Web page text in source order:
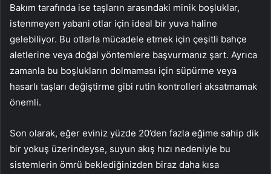
Bakım tarafında ise taşların arasındaki minik boşluklar,
istenmeyen yabani otlar için ideal bir yuva haline
gelebiliyor. Bu otlarla mücadele etmek için çeşitli bahçe
aletlerine veya doğal yöntemlere başvurmanız şart. Ayrıca
zamanla bu boşlukların dolmaması için süpürme veya
hasarlı taşları değiştirme gibi rutin kontrolleri aksatmamak
önemli.
Son olarak, eğer eviniz yüzde 20’den fazla eğime sahip dik
bir yokuş üzerindeyse, suyun akış hızı nedeniyle bu
sistemlerin ömrü beklediğinizden biraz daha kısa